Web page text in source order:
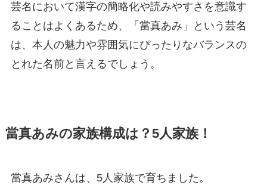
芸名において漢字の簡略化や読みやすさを意識す
ることはよくあるため、「當真あみ」という芸名
は、本人の魅力や雰囲気にぴったりなバランスの
とれた名前と言えるでしょう。
當真あみの家族構成は？5人家族！
當真あみさんは、5人家族で育ちました。